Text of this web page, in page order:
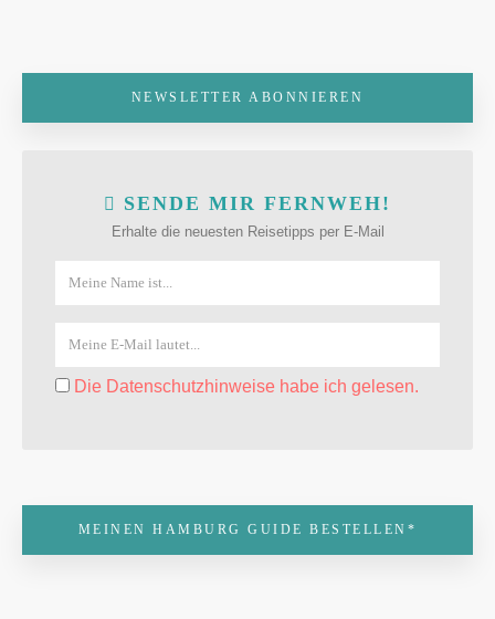
NEWSLETTER ABONNIEREN
SENDE MIR FERNWEH!
Erhalte die neuesten Reisetipps per E-Mail
Die Datenschutzhinweise habe ich gelesen.
MEINEN HAMBURG GUIDE BESTELLEN*